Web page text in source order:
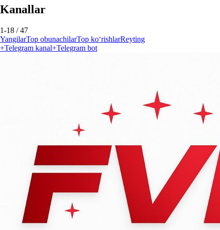
Kanallar
1-18 / 47
YangilarTop obunachilarTop ko‘rishlarReyting
+Telegram kanal+Telegram bot